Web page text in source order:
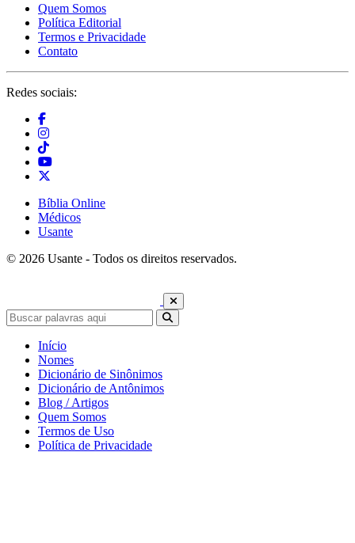
Quem Somos
Política Editorial
Termos e Privacidade
Contato
Redes sociais:
Bíblia Online
Médicos
Usante
© 2026 Usante - Todos os direitos reservados.
Início
Nomes
Dicionário de Sinônimos
Dicionário de Antônimos
Blog / Artigos
Quem Somos
Termos de Uso
Política de Privacidade